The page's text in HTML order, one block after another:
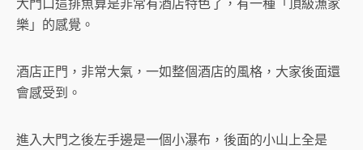
樂」的感覺。
酒店正門，非常大氣，一如整個酒店的風格，大家後面還
會感受到。
進入大門之後左手邊是一個小瀑布，後面的小山上全是